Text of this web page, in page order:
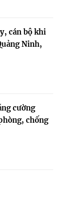
cán bộ khi
Ninh,
cường
chống